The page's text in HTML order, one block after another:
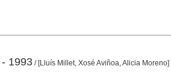
1993/ [Lluís Millet, Xosé Aviñoa, Alicia Moreno]